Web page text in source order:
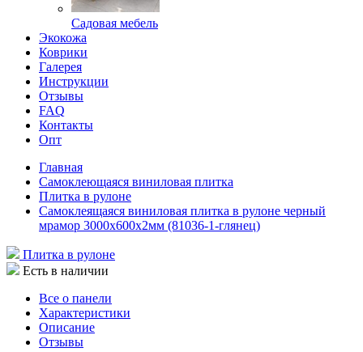
Садовая мебель
Экокожа
Коврики
Галерея
Инструкции
Отзывы
FAQ
Контакты
Опт
Главная
Самоклеющаяся виниловая плитка
Плитка в рулоне
Самоклеящаяся виниловая плитка в рулоне черный
мрамор 3000х600х2мм (81036-1-глянец)
Плитка в рулоне
Есть в наличии
Все о панели
Характеристики
Описание
Отзывы